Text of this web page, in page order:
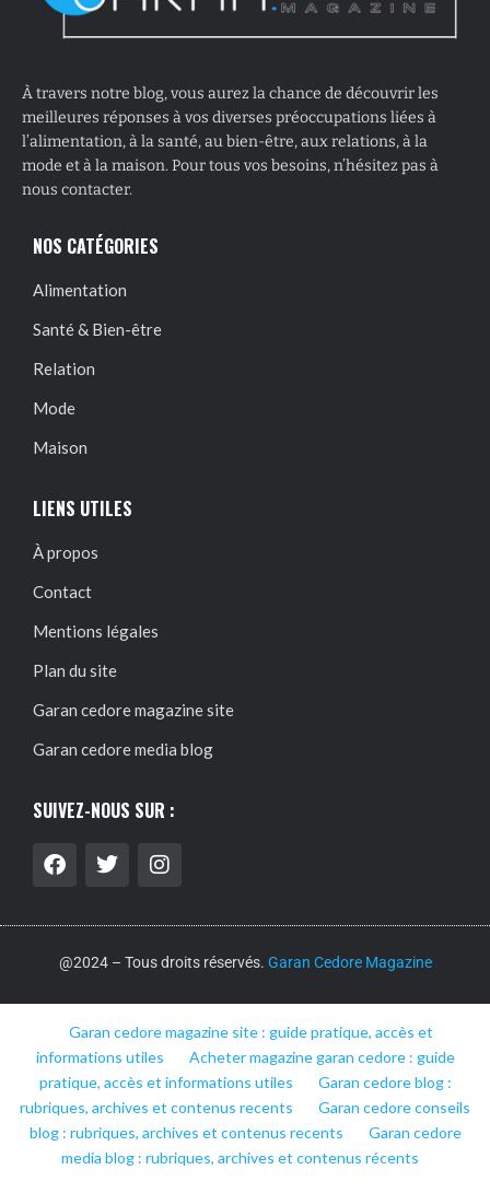
À travers notre blog, vous aurez la chance de découvrir les
meilleures réponses à vos diverses préoccupations liées à
l’alimentation, à la santé, au bien-être, aux relations, à la
mode et à la maison. Pour tous vos besoins, n’hésitez pas à
nous contacter.
NOS CATÉGORIES
Alimentation
Santé & Bien-être
Relation
Mode
Maison
LIENS UTILES
À propos
Contact
Mentions légales
Plan du site
Garan cedore magazine site
Garan cedore media blog
SUIVEZ-NOUS SUR :
@2024 – Tous droits réservés. Garan Cedore Magazine
Garan cedore magazine site : guide pratique, accès et
informations utiles
Acheter magazine garan cedore : guide
pratique, accès et informations utiles
Garan cedore blog :
rubriques, archives et contenus recents
Garan cedore conseils
blog : rubriques, archives et contenus recents
Garan cedore
media blog : rubriques, archives et contenus récents